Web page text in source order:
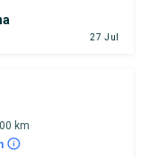
27 Jul
km